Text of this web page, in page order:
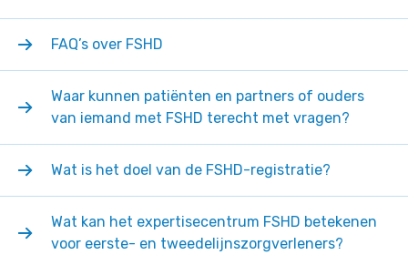
FAQ’s over FSHD
Waar kunnen patiënten en partners of ouders
van iemand met FSHD terecht met vragen?
Wat is het doel van de FSHD-registratie?
Wat kan het expertisecentrum FSHD betekenen
voor eerste- en tweedelijnszorgverleners?